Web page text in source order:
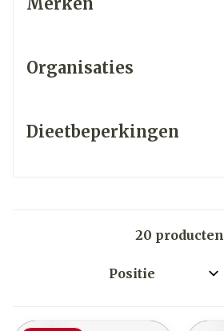
Organisaties
Dieetbeperkingen
20 producten
Sorteer op: